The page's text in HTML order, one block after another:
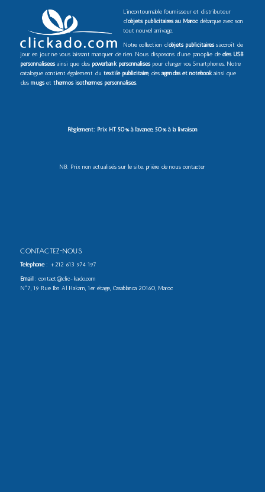
L’incontournable fournisseur et distributeur
d’objets publicitaires au Marocdébarque avec son
tout nouvel arrivage.
Notre collection d’objets publicitairess’accroît de
jour en jour ne vous laissant manquer de rien. Nous disposons d’une panoplie de clés USB
personnaliséesainsi que des powerbank personnaliséspour charger vos Smartphones. Notre
catalogue contient également du textile publicitaire, des agendas et notebookainsi que
des mugset thermos isothermes personnalisés.
Règlement: Prix HT 50% à l’avance, 50% à la livraison
NB: Prix non actualisés sur le site. prière de nous contacter
CONTACTEZ-NOUS
Téléphone: +212 613 974 197
Email : contact@clic-kado.com
N°7, 19 Rue Ibn Al Hakam, 1er étage, Casablanca 20160, Maroc